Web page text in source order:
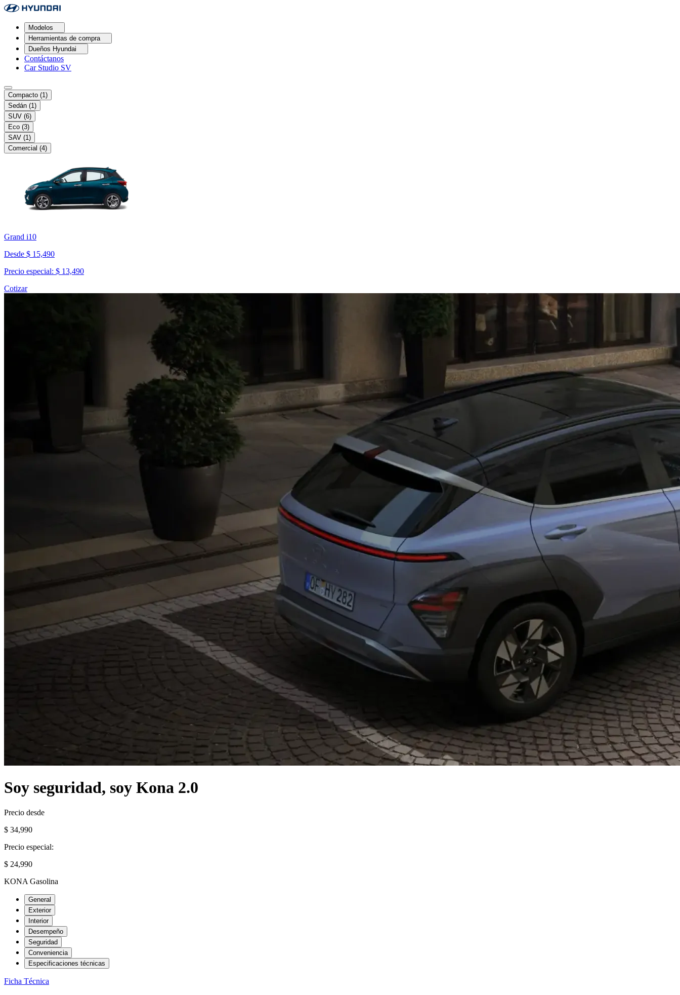
Modelos
Herramientas de compra
Dueños Hyundai
Contáctanos
Car Studio SV
Compacto (1)
Sedán (1)
SUV (6)
Eco (3)
SAV (1)
Comercial (4)
Grand i10
Desde $ 15,490
Precio especial: $ 13,490
Cotizar
Soy seguridad, soy Kona 2.0
Precio desde
$ 34,990
Precio especial:
$ 24,990
KONA Gasolina
General
Exterior
Interior
Desempeño
Seguridad
Conveniencia
Especificaciones técnicas
Ficha Técnica